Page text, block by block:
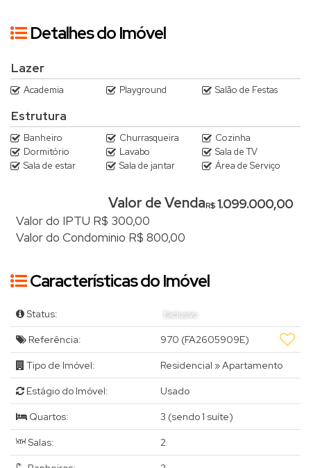
Detalhes do Imóvel
Lazer
Academia Playground Salão de Festas
Estrutura
Banheiro Churrasqueira
Cozinha
Dormitório
Lavabo
Sala de TV
Sala de estar
Sala de jantar Área de Serviço
R$1.099.000,00
Valor de Venda
Valor do IPTU R$ 300,00
Valor do Condominio R$ 800,00
Características do Imóvel
Status: Exclusivo
Referência: 970 (FA2605909E)
Tipo de Imóvel: Residencial »Apartamento
Estágio do Imóvel: Usado
Quartos: 3 (sendo 1 suíte)
Salas: 2